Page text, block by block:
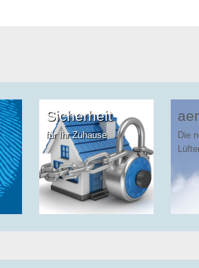
Sicherheit
für Ihr Zuhause
Die